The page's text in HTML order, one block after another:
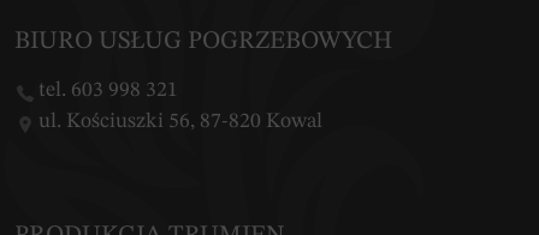
BIURO USŁUG POGRZEBOWYCH
tel. 603 998 321
ul. Kościuszki 56, 87-820 Kowal